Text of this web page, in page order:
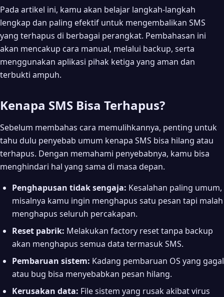
Pada artikel ini, kamu akan belajar langkah-langkah
lengkap dan paling efektif untuk mengembalikan SMS
yang terhapus di berbagai perangkat. Pembahasan ini
akan mencakup cara manual, melalui backup, serta
menggunakan aplikasi pihak ketiga yang aman dan
terbukti ampuh.
Kenapa SMS Bisa Terhapus?
Sebelum membahas cara memulihkannya, penting untuk
tahu dulu penyebab umum kenapa SMS bisa hilang atau
terhapus. Dengan memahami penyebabnya, kamu bisa
menghindari hal yang sama di masa depan.
Penghapusan tidak sengaja: Kesalahan paling umum,
misalnya kamu ingin menghapus satu pesan tapi malah
menghapus seluruh percakapan.
Reset pabrik: Melakukan factory reset tanpa backup
akan menghapus semua data termasuk SMS.
Pembaruan sistem: Kadang pembaruan OS yang gagal
atau bug bisa menyebabkan pesan hilang.
Kerusakan data: File sistem yang rusak akibat virus